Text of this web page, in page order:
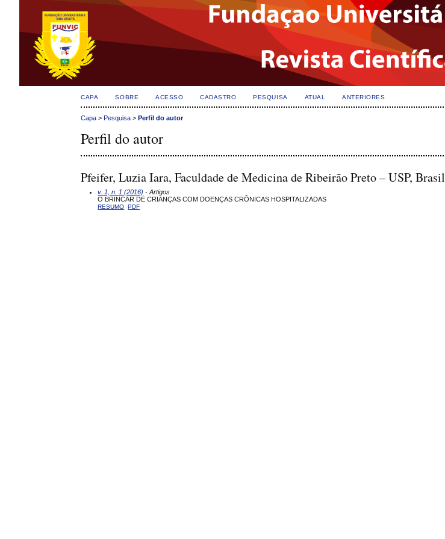
CAPA SOBRE ACESSO CADASTRO PESQUISA ATUAL ANTERIORES
Capa >Pesquisa >Perfil do autor
Perfil do autor
Pfeifer, Luzia Iara, Faculdade de Medicina de Ribeirão Preto – USP, Brasil
v. 1, n. 1 (2016) - Artigos
O BRINCAR DE CRIANÇAS COM DOENÇAS CRÔNICAS HOSPITALIZADAS
RESUMO PDF